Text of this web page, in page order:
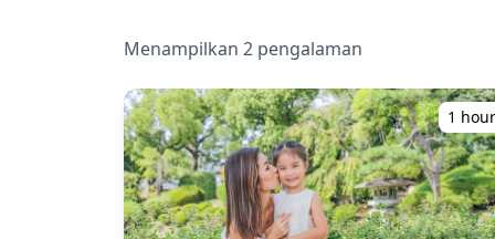
Menampilkan 2 pengalaman
1